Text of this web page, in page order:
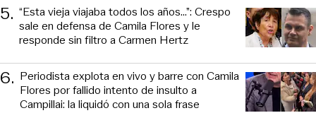
5. “Esta vieja viajaba todos los años...”: Crespo
sale en defensa de Camila Flores y le
responde sin filtro a Carmen Hertz
6. Periodista explota en vivo y barre con Camila
Flores por fallido intento de insulto a
Campillai: la liquidó con una sola frase